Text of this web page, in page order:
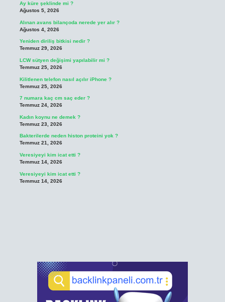
Ay küre şeklinde mi ?
Ağustos 5, 2026
Alınan avans bilançoda nerede yer alır ?
Ağustos 4, 2026
Yeniden diriliş bitkisi nedir ?
Temmuz 29, 2026
LCW sütyen değişimi yapılabilir mi ?
Temmuz 25, 2026
Kilitlenen telefon nasıl açılır iPhone ?
Temmuz 25, 2026
7 numara kaç cm saç eder ?
Temmuz 24, 2026
Kadın koynu ne demek ?
Temmuz 23, 2026
Bakterilerde neden histon proteini yok ?
Temmuz 21, 2026
Veresiyeyi kim icat etti ?
Temmuz 14, 2026
Veresiyeyi kim icat etti ?
Temmuz 14, 2026